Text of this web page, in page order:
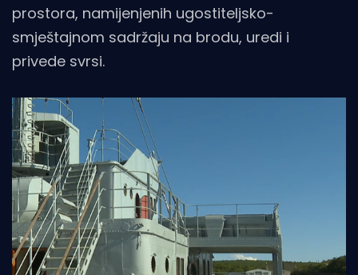
prostora, namijenjenih ugostiteljsko-
smještajnom sadržaju na brodu, uredi i
privede svrsi.